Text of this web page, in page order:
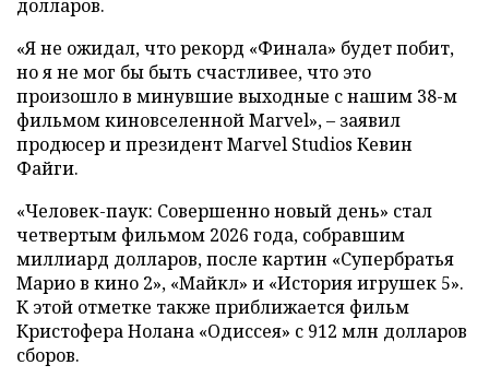
долларов.
«Я не ожидал, что рекорд «Финала» будет побит,
но я не мог бы быть счастливее, что это
произошло в минувшие выходные с нашим 38-м
фильмом киновселенной Marvel», – заявил
продюсер и президент Marvel Studios Кевин
Файги.
«Человек-паук: Совершенно новый день» стал
четвертым фильмом 2026 года, собравшим
миллиард долларов, после картин «Супербратья
Марио в кино 2», «Майкл» и «История игрушек 5».
К этой отметке также приближается фильм
Кристофера Нолана «Одиссея» с 912 млн долларов
сборов.